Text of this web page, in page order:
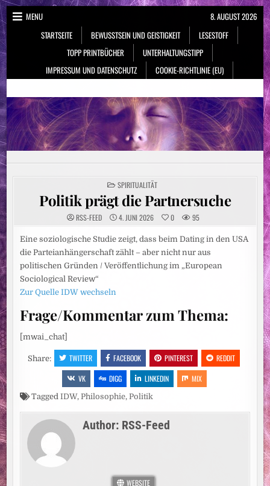
Skip
to
content
MENU
STARTSEITE
BEWUSSTSEIN UND GEISTIGKEIT
LESESTOFF
TOPP PRINTBÜCHER
UNTERHALTUNGSTIPP
IMPRESSUM UND DATENSCHUTZ
COOKIE-RICHTLINIE (EU)
8. AUGUST 2026
NeueSpiritualität.de
POSTED
IN
SPIRITUALITÄT
Politik prägt die Partnersuche
RSS-FEED 4. JUNI 2026 0 95
Eine soziologische Studie zeigt, dass beim Dating in den USA
die Parteianhängerschaft zählt – aber nicht nur aus
politischen Gründen / Veröffentlichung im „European
Sociological Review“
Zur Quelle IDW wechseln
Frage/Kommentar zum Thema:
[mwai_chat]
Share: TWITTER FACEBOOK PINTEREST
REDDIT
VK
DIGG LINKEDIN MIX
TaggedIDW,Philosophie,Politik
Author: RSS-Feed
WEBSITE